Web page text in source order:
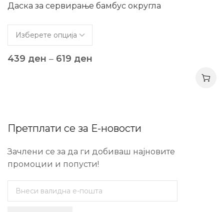
Даска за сервирање бамбус округла
439 ден – 619 ден
Претплати се за Е-новости
Зачлени се за да ги добиваш најновите
промоции и попусти!